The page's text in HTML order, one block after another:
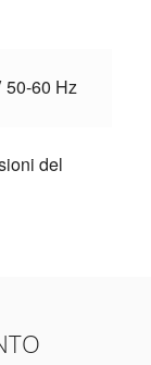
50-60 Hz
del